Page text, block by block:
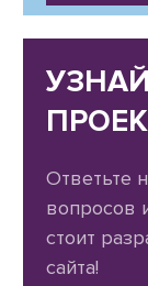
Ответьте
вопросов
стоит
сайта!